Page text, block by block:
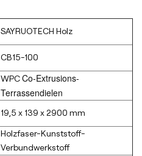
SAYRUOTECH Holz
CB15-100
WPCCo-Extrusions-
Terrassendielen
19,5 x 139 x 2900 mm
Holzfaser-Kunststoff-
Verbundwerkstoff